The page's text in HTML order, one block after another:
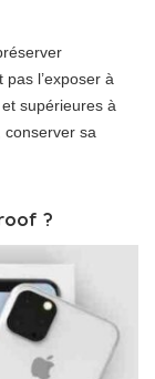
pas l’exposer à
supérieures à
conserver sa
?